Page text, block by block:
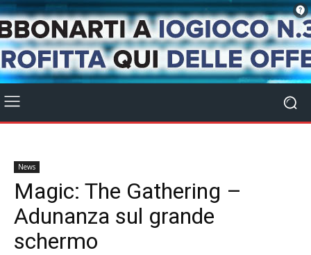
News
Magic: The Gathering –
Adunanza sul grande
schermo